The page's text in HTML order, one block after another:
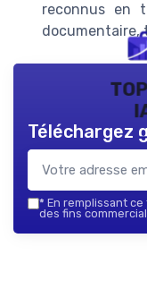
reconnus en
documentaire,
Téléchargez
* En remplissant ce
des fins